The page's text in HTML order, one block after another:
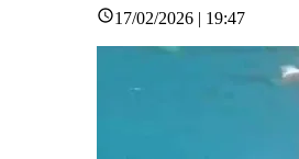
17/02/2026 | 19:47